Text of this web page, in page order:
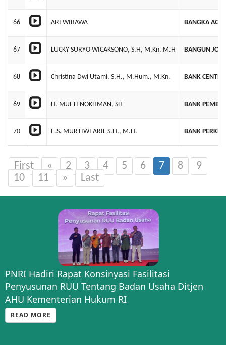
66 ARI WIBAWA BANGKA
67 LUCKY SURYO WICAKSONO, S.H, M.Kn, M.H BANGUN
68 Christina Dwi Utami, S.H., M.Hum., M.Kn. BANK
69 H. MUFTI NOKHMAN, SH BANK
70 E.S. MURTIWI ARIF S.H., M.H. BANK
First « 2 3 4 5 6 7 8
9
10
11 » Last
PNRI Hadiri Rapat Konsinyasi Fasilitasi
Penyusunan RUU Tentang Badan Usaha Ditjen
AHU Kementerian Hukum RI
READ MORE